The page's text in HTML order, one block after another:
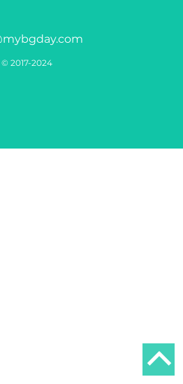
© 2017-2024